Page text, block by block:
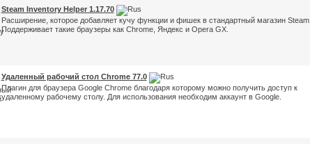
Steam Inventory Helper 1.17.70
Расширение, которое добавляет кучу функции и фишек в стандартный магазин Steam.
Поддерживает такие браузеры как Chrome, Яндекс и Opera GX.
Удаленный рабочий стол Chrome 77.0
Плагин для браузера Google Chrome благодаря которому можно получить доступ к
удаленному рабочему столу. Для использования необходим аккаунт в Google.